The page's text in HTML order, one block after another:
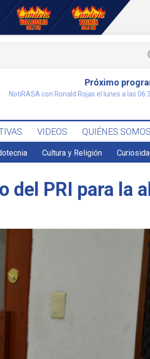
Próximo
NotiRASA con Ronald Rojas el lunes a las
VIDEOS QUIÉNES SOMOS
Cultura y Religión
del PRI para la